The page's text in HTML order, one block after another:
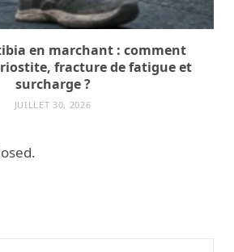
en marchant : comment
fracture de fatigue et
surcharge ?
JUILLET 30, 2026